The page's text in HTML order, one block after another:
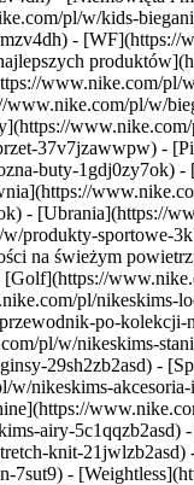
pl/w/kids-
-
www.nike.com/
pl/w/
37v7jzawwpw) -
buty-1gdj0zy7ok)
- [Ubrania](https://
produkty-sportowe-
na świeżym
pl/nikeskims-
po-kolekcji-
pl/w/nikeskims-
29sh2zb2asd) -
nikeskims-
airy-5c1qqzb2asd)
knit-
-